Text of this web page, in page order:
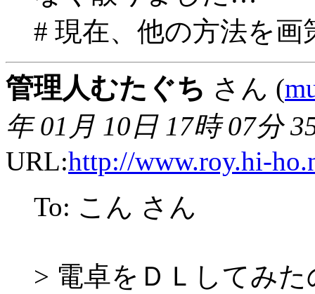
# 現在、他の方法を画
管理人むたぐち さん (
年 01月 10日 17時 07分
URL:http://www.roy.hi-
To: こん さん
> 電卓をＤＬしてみ